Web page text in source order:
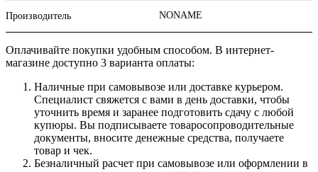
Производитель NONAME
Оплачивайте покупки удобным способом. В интернет-
магазине доступно 3 варианта оплаты:
Наличные при самовывозе или доставке курьером.
Специалист свяжется с вами в день доставки, чтобы
уточнить время и заранее подготовить сдачу с любой
купюры. Вы подписываете товаросопроводительные
документы, вносите денежные средства, получаете
товар и чек.
Безналичный расчет при самовывозе или оформлении в